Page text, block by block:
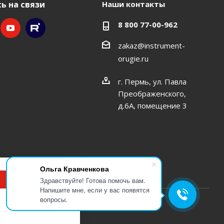
Ольга Кравченкова
Здравствуйте! Готова помочь вам.
Напишите мне, если у вас появятся
вопросы.
на связи Наши контакты
8 800 77-00-962
zakaz@instrument-
orugie.ru
г. Пермь, ул. Павла
Преображенского,
д.6А, помещение 3
Принимаю
Подробнее